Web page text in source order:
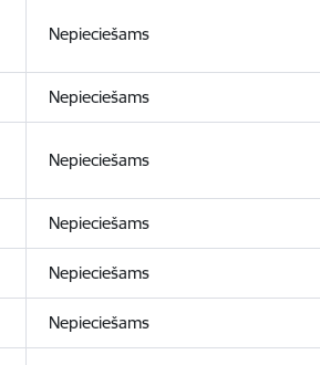
Nepieciešams
Nepieciešams
Nepieciešams
Nepieciešams
Nepieciešams
Nepieciešams